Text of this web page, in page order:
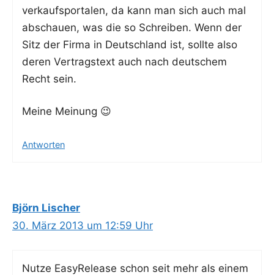
ver­kaufspor­ta­len, da kann man sich auch mal
abschau­en, was die so Schrei­ben. Wenn der
Sitz der Fir­ma in Deutsch­land ist, soll­te also
deren Ver­trags­text auch nach deut­schem
Recht sein.
Mei­ne Meinung 😉
Antworten
Björn Lischer
30. März 2013 um 12:59 Uhr
Nut­ze Easy­Re­lease schon seit mehr als einem